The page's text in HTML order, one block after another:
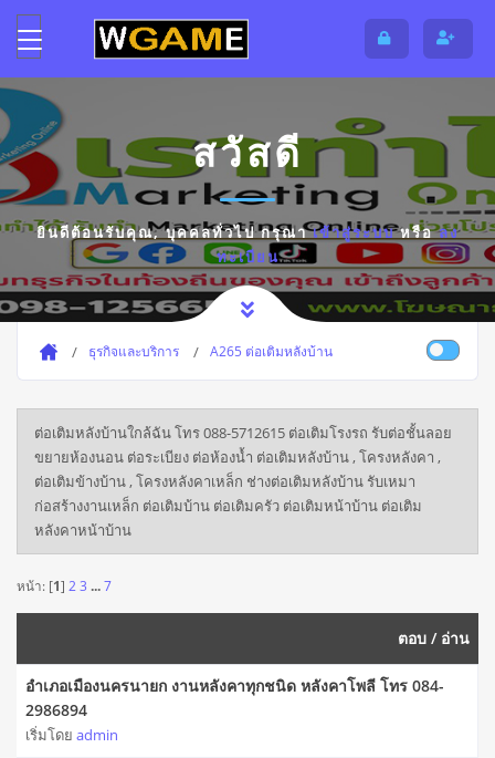
สวัสดี
ยินดีต้อนรับคุณ,บุคคลทั่วไปกรุณาเข้าสู่ระบบหรือลง
ทะเบียน
ธุรกิจและบริการ A265 ต่อเติมหลังบ้าน
ต่อเติมหลังบ้านใกล้ฉัน โทร 088-5712615 ต่อเติมโรงรถ รับต่อชั้นลอย
ขยายห้องนอน ต่อระเบียง ต่อห้องน้ำ ต่อเติมหลังบ้าน , โครงหลังคา ,
ต่อเติมข้างบ้าน , โครงหลังคาเหล็ก ช่างต่อเติมหลังบ้าน รับเหมา
ก่อสร้างงานเหล็ก ต่อเติมบ้าน ต่อเติมครัว ต่อเติมหน้าบ้าน ต่อเติม
หลังคาหน้าบ้าน
หน้า: [1] 2 3 ...7
ตอบ / อ่าน
อำเภอเมืองนครนายก งานหลังคาทุกชนิด หลังคาโพลี โทร 084-
2986894
เริ่มโดย admin